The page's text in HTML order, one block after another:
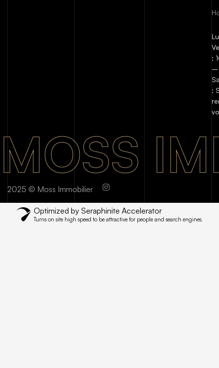
:
–
:
MOSS
2025 © Moss Immobilier
Optimized by Seraphinite Accelerator
Turns on site high speed to be attractive for people and search engines.